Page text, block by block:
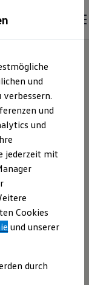
|
&
über uns
KG) als
Inhalten
Website
und
und
und
jederzeit mit
Cookies
und unserer
durch